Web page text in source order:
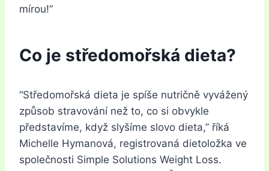
mírou!”
Co je středomořská dieta?
“Středomořská dieta je spíše nutričně vyvážený
způsob stravování než to, co si obvykle
představíme, když slyšíme slovo dieta,” říká
Michelle Hymanová, registrovaná dietoložka ve
společnosti Simple Solutions Weight Loss.